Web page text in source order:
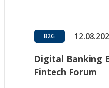
B2G
Digital Banking
Fintech Forum